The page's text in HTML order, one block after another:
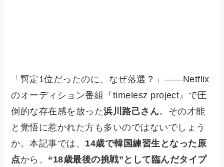
「暫定1位だったのに、なぜ落選？」――Netflix
のオーディション番組『timelesz project』で圧
倒的な存在感を放った浜川路己さん。その才能
と覚悟に惹かれた方も多いのではないでしょう
か。本記事では、 14歳で韓国練習生となった原
点から、 “18歳最後の挑戦”として臨んだタイプ